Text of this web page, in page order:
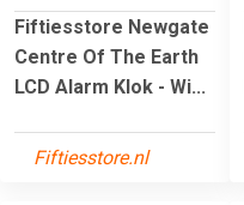
Fiftiesstore Newgate
Centre Of The Earth
LCD Alarm Klok - Wi...
Fiftiesstore.nl